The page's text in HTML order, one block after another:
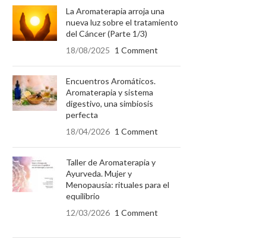
La Aromaterapia arroja una
nueva luz sobre el tratamiento
del Cáncer (Parte 1/3)
18/08/2025 1 Comment
Encuentros Aromáticos.
Aromaterapia y sistema
digestivo, una simbiosis
perfecta
18/04/2026 1 Comment
Taller de Aromaterapia y
Ayurveda. Mujer y
Menopausia: rituales para el
equilibrio
12/03/2026 1 Comment